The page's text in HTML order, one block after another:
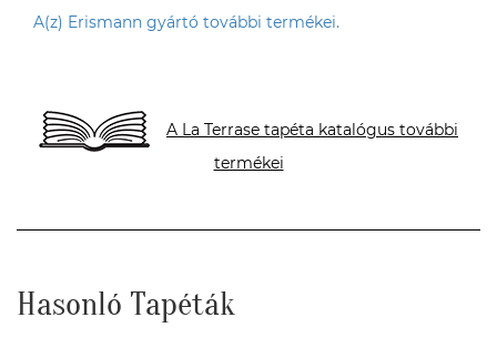
A(z) Erismann gyártó további termékei.
A La Terrase tapéta katalógus további
termékei
Hasonló Tapéták